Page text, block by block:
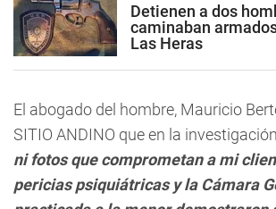
Detienen a dos
caminaban
Las Heras
El abogado del hombre, Mauricio
SITIO ANDINO que en la investigación
ni fotos que comprometan a mi
pericias psiquiátricas y la Cámara